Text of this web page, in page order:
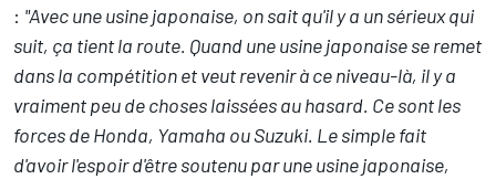
: "Avec une usine japonaise, on sait qu'il y a un sérieux qui
suit, ça tient la route. Quand une usine japonaise se remet
dans la compétition et veut revenir à ce niveau-là, il y a
vraiment peu de choses laissées au hasard. Ce sont les
forces de Honda, Yamaha ou Suzuki. Le simple fait
d'avoir l'espoir d'être soutenu par une usine japonaise,